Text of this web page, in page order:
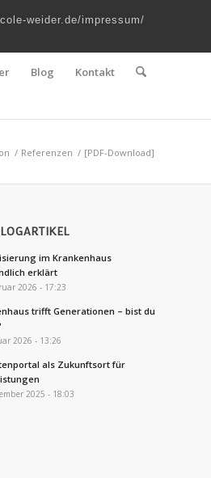
weider.de/impressum/
| E-Mail :
Blog Kontakt
/ Referenzen / [PDF-Download]
im Krankenhaus
erklärt
2026 - 17:23
trifft Generationen – bist du
2026 - 13:26
als Zukunftsort für
2025 - 18:03